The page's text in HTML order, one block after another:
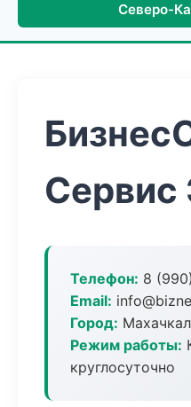
Северо-
Сервис
Телефон: 8
Email:
Город:
Режим работы:
круглосуточно